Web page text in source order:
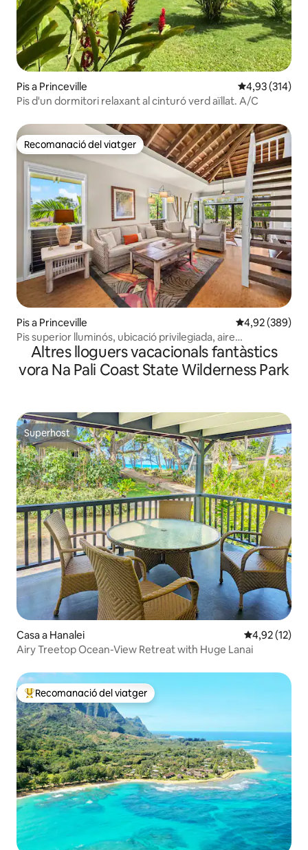
Pis a Princeville 4,93 de
4,93 (314)
Pis d'un dormitori relaxant al cinturó verd aïllat. A/C
Recomanació del viatger
Recomanació del viatger
Pis a Princeville 4,92 de
4,92 (389)
Pis superior lluminós, ubicació privilegiada, aire
condicionat i piscina!
Altres lloguers vacacionals fantàstics
vora Na Pali Coast State Wilderness Park
Superhost
Superhost
Casa a Hanalei 4,92 de
4,92 (12)
Airy Treetop Ocean-View Retreat with Huge Lanai
Principals recomanacions dels viatgers
Recomanació del viatger